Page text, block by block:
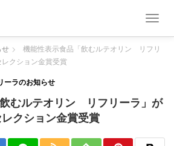
T
a
g
せ
機能性表示食品「飲むルテオリン リフリ
クション金賞受賞
ーラのお知らせ
むルテオリン リフリーラ」が
クション金賞受賞